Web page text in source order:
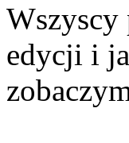
Wszyscy
edycji i